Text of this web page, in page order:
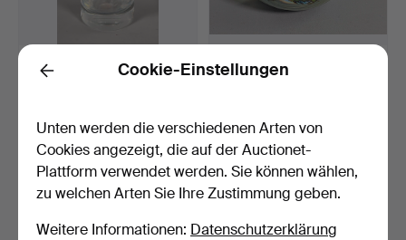
GLASVASE STUDIO
DESIGN.
Schätzwert
47 USD
BRIEFBESCHWERER,
PAPERWHITE AUS
Schätzwert
35 USD
Back Cookie-Einstellungen
Unten werden die verschiedenen Arten von
Cookies angezeigt, die auf der Auctionet-
Plattform verwendet werden. Sie können wählen,
zu welchen Arten Sie Ihre Zustimmung geben.
Weitere Informationen: Datenschutzerklärung